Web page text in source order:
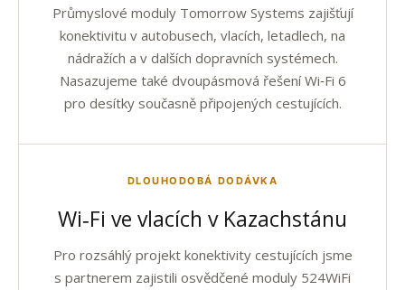
Průmyslové moduly Tomorrow Systems zajišťují
konektivitu v autobusech, vlacích, letadlech, na
nádražích a v dalších dopravních systémech.
Nasazujeme také dvoupásmová řešení Wi‑Fi 6
pro desítky současně připojených cestujících.
DLOUHODOBÁ DODÁVKA
Wi‑Fi ve vlacích v Kazachstánu
Pro rozsáhlý projekt konektivity cestujících jsme
s partnerem zajistili osvědčené moduly 524WiFi